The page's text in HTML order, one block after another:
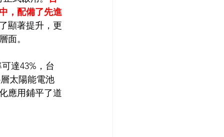
，配備了先進
顯著提升，更
面。
達43%，台
太陽能電池
應用鋪平了道